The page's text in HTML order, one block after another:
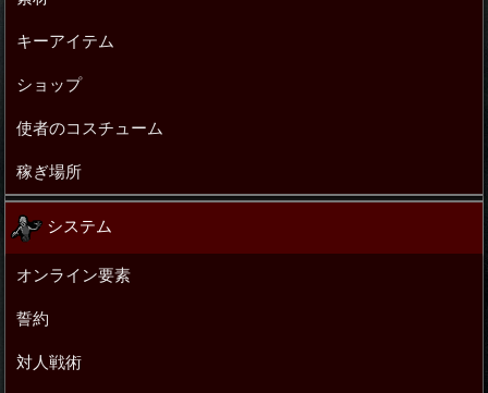
キーアイテム
ショップ
使者のコスチューム
稼ぎ場所
システム
オンライン要素
誓約
対人戦術